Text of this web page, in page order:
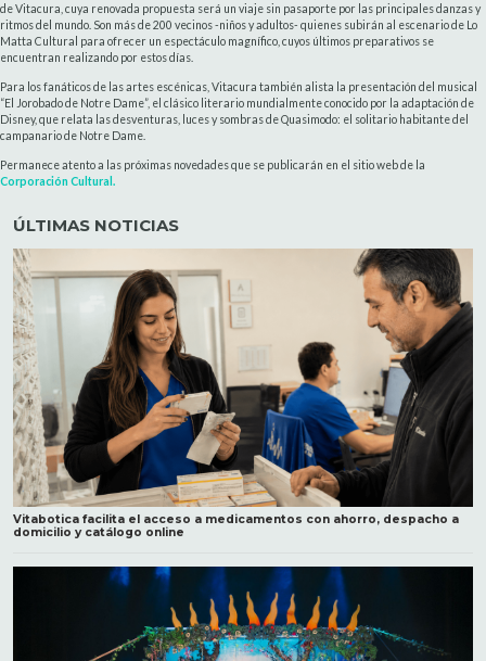
de Vitacura, cuya renovada propuesta será un viaje sin pasaporte por las principales danzas y
ritmos del mundo. Son más de 200 vecinos -niños y adultos- quienes subirán al escenario de Lo
Matta Cultural para ofrecer un espectáculo magnífico, cuyos últimos preparativos se
encuentran realizando por estos días.
Para los fanáticos de las artes escénicas, Vitacura también alista la presentación del musical
“El Jorobado de Notre Dame”, el clásico literario mundialmente conocido por la adaptación de
Disney, que relata las desventuras, luces y sombras de Quasimodo: el solitario habitante del
campanario de Notre Dame.
Permanece atento a las próximas novedades que se publicarán en el sitio web de la
Corporación Cultural.
ÚLTIMAS NOTICIAS
Vitabotica facilita el acceso a medicamentos con ahorro, despacho a
domicilio y catálogo online